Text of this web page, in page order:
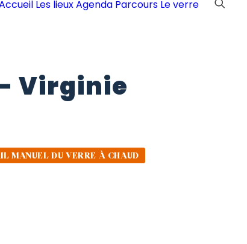
Les lieuxAgenda Parcours Le verre
Virginie
MANUEL DU VERRE À CHAUD